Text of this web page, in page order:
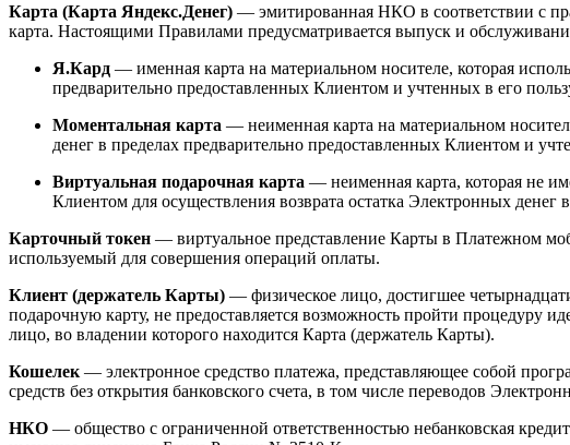
Карта (Карта Яндекс.Денег) — эмитированная НКО в соответствии с
карта. Настоящими Правилами предусматривается выпуск и
Я.Кард — именная карта на материальном носителе, которая
предварительно предоставленных Клиентом и учтенных в его
Моментальная карта — неименная карта на материальном
денег в пределах предварительно предоставленных Клиентом и
Виртуальная подарочная карта — неименная карта, которая не
Клиентом для осуществления возврата остатка Электронных
Карточный токен — виртуальное представление Карты в Платежном
используемый для совершения операций оплаты.
Клиент (держатель Карты) — физическое лицо, достигшее
подарочную карту, не предоставляется возможность пройти
лицо, во владении которого находится Карта (держатель Карты).
Кошелек — электронное средство платежа, представляющее собой
средств без открытия банковского счета, в том числе переводов
НКО — общество с ограниченной ответственностью небанковская